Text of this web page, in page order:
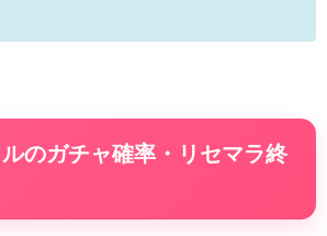
のガチャ確率・リセマラ終